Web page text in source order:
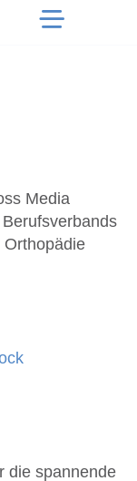
Media
Orthopädie
die spannende